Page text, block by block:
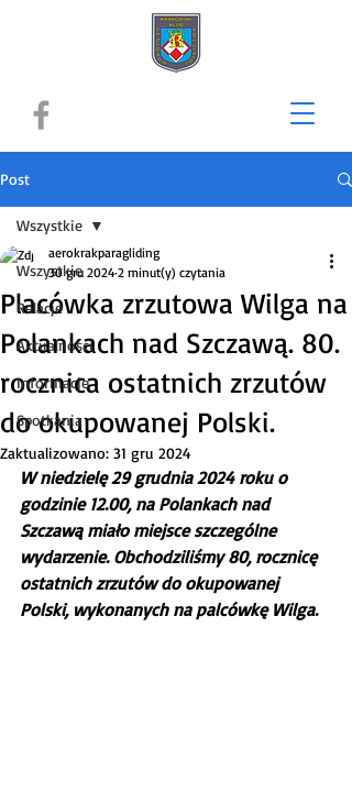
Post
Wszystkie
Relacje
Aktualności
Informacje
Spotkania
Wszystkie
Placówka zrzutowa Wilga na
Polankach nad Szczawą. 80.
rocznica ostatnich zrzutów
do okupowanej Polski.
aerokrakparagliding
30 gru 2024 2 minut(y) czytania
Zaktualizowano: 31 gru 2024
W niedzielę 29 grudnia 2024 roku o
godzinie 12.00, na Polankach nad
Szczawą miało miejsce szczególne
wydarzenie. Obchodziliśmy 80, rocznicę
ostatnich zrzutów do okupowanej
Polski, wykonanych na palcówkę Wilga.